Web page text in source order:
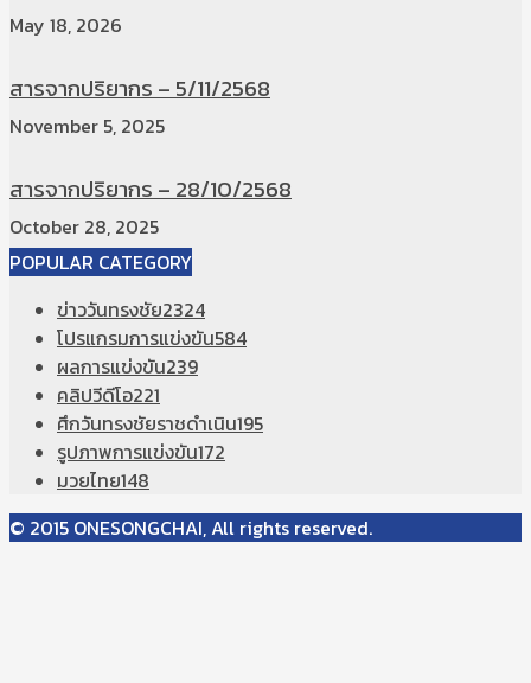
May 18, 2026
สารจากปริยากร – 5/11/2568
November 5, 2025
สารจากปริยากร – 28/10/2568
October 28, 2025
POPULAR CATEGORY
ข่าววันทรงชัย2324
โปรแกรมการแข่งขัน584
ผลการแข่งขัน239
คลิปวีดีโอ221
ศึกวันทรงชัยราชดำเนิน195
รูปภาพการแข่งขัน172
มวยไทย148
© 2015 ONESONGCHAI, All rights reserved.